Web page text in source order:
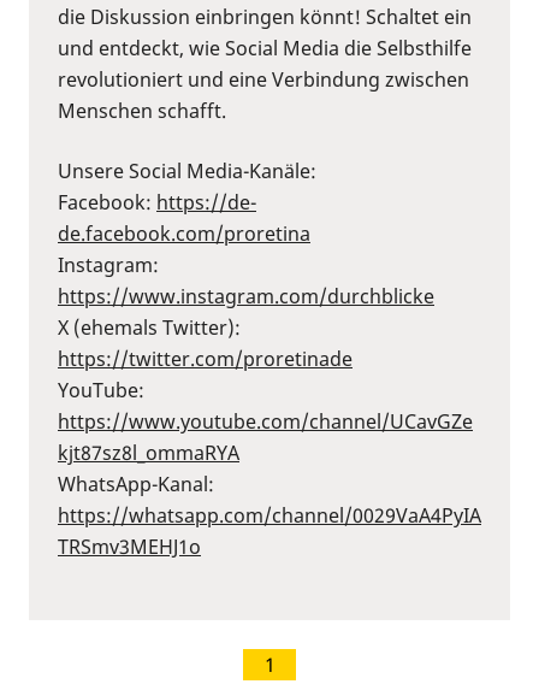
die Diskussion einbringen könnt! Schaltet ein
und entdeckt, wie Social Media die Selbsthilfe
revolutioniert und eine Verbindung zwischen
Menschen schafft.
Unsere Social Media-Kanäle:
Facebook: ⁠https://de-
de.facebook.com/proretina⁠
Instagram:
⁠https://www.instagram.com/durchblicke⁠
X (ehemals Twitter):
⁠https://twitter.com/proretinade⁠
YouTube:
⁠https://www.youtube.com/channel/UCavGZe
kjt87sz8l_ommaRYA⁠
WhatsApp-Kanal:
⁠https://whatsapp.com/channel/0029VaA4PyIA
TRSmv3MEHJ1o⁠
1